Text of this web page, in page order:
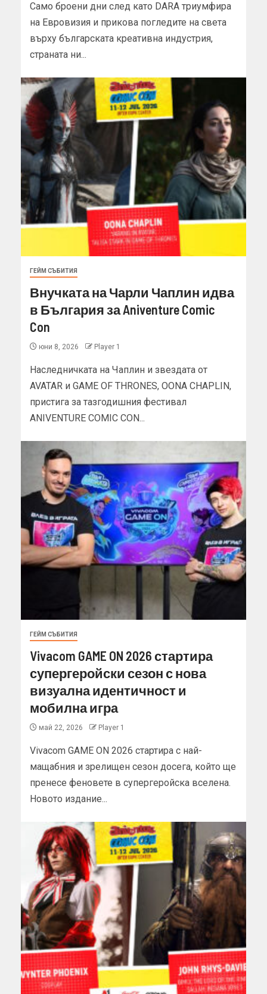
Само броени дни след като DARA триумфира
на Евровизия и прикова погледите на света
върху българската креативна индустрия,
страната ни...
ГЕЙМ СЪБИТИЯ
Внучката на Чарли Чаплин идва
в България за Aniventure Comic
Con
юни 8, 2026 Player 1
Наследничката на Чаплин и звездата от
AVATAR и GAME OF THRONES, OONA CHAPLIN,
пристига за тазгодишния фестивал
ANIVENTURE COMIC CON...
ГЕЙМ СЪБИТИЯ
Vivacom GAME ON 2026 стартира
супергеройски сезон с нова
визуална идентичност и
мобилна игра
май 22, 2026 Player 1
Vivacom GAME ON 2026 стартира с най-
мащабния и зрелищен сезон досега, който ще
пренесе феновете в супергеройска вселена.
Новото издание...